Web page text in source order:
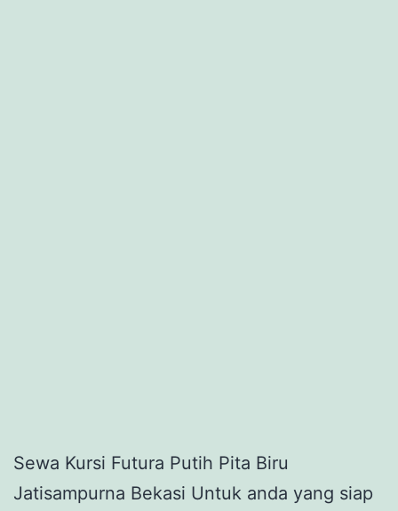
Sewa Kursi Futura Putih Pita Biru
Jatisampurna Bekasi Untuk anda yang siap